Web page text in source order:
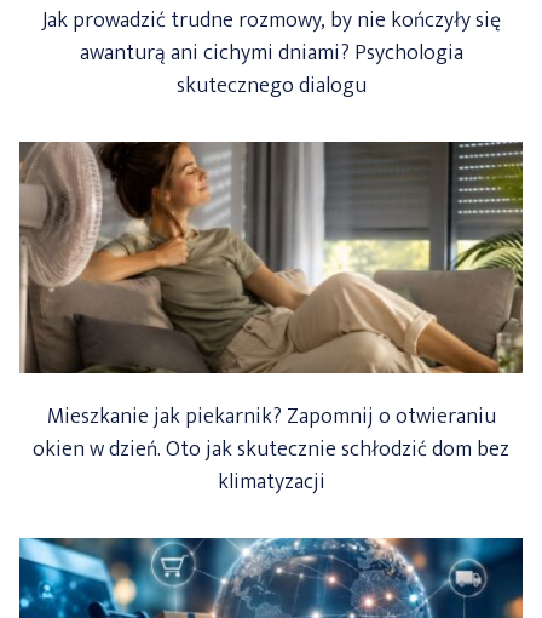
Jak prowadzić trudne rozmowy, by nie kończyły się
awanturą ani cichymi dniami? Psychologia
skutecznego dialogu
Mieszkanie jak piekarnik? Zapomnij o otwieraniu
okien w dzień. Oto jak skutecznie schłodzić dom bez
klimatyzacji